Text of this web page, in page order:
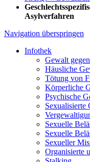
Asylverfahren
Navigation überspringen
Infothek
Gewalt
Häusliche
Tötung von
Körperliche
Psychische
Sexualisierte
Sexuelle
Sexuelle
Sexueller
Organisierte